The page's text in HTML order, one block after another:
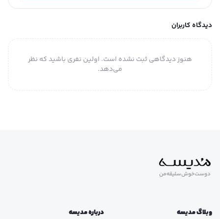
دیدگاه کاربران
هنوز دیدگاهی ثبت نشده است. اولین نفری باشید که نظر
می‌دهد.
وبلاگ مدیسه درباره مدیسه